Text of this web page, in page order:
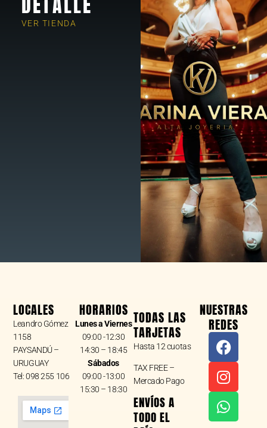
VER TIENDA
LOCALES
Leandro Gómez
1158
PAYSANDÚ –
URUGUAY
Tel: 098 255 106
HORARIOS
Lunes a Viernes
09:00 -12:30
14:30 – 18:45
Sábados
09:00 -13:00
15:30 – 18:30
TODAS LAS
TARJETAS
Hasta 12 cuotas
TAX FREE –
Mercado Pago
ENVÍOS A
TODO EL
NUESTRAS
REDES
F
a
c
e
b
o
I
n
s
t
a
g
W
h
a
t
s
a